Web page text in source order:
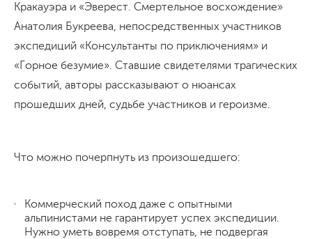
Кракауэра и «Эверест. Смертельное восхождение»
Анатолия Букреева, непосредственных участников
экспедиций «Консультанты по приключениям» и
«Горное безумие». Ставшие свидетелями трагических
событий, авторы рассказывают о нюансах
прошедших дней, судьбе участников и героизме.
Что можно почерпнуть из произошедшего:
Коммерческий поход даже с опытными
альпинистами не гарантирует успех экспедиции.
Нужно уметь вовремя отступать, не подвергая